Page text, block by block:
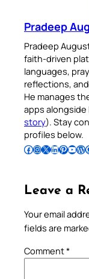
Pradeep
Pradeep
faith-driven
languages,
reflections,
He manages
apps
story). Stay
profiles below.
Follow Pradeep on Facebook Follow Pradeep on InstagramFollow Pradeep on X Follow Pradeep on LinkedIn Follow Pradeep on Pinterest Subscribe to Pradeep’s Youtube Channel Follow Pradeep on WordPress Follow
Leave a
Your email
fields are
Comment*